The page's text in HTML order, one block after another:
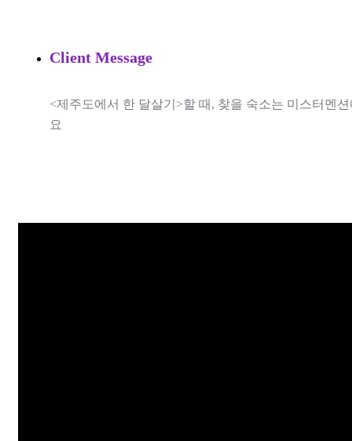
Client Message
<제주도에서 한 달살기>할 때, 찾을 숙소는 미스터멘
요